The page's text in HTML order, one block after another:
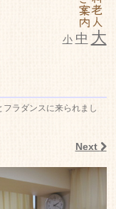
小 中 大
護付有料
フラダンスに来られまし
Next